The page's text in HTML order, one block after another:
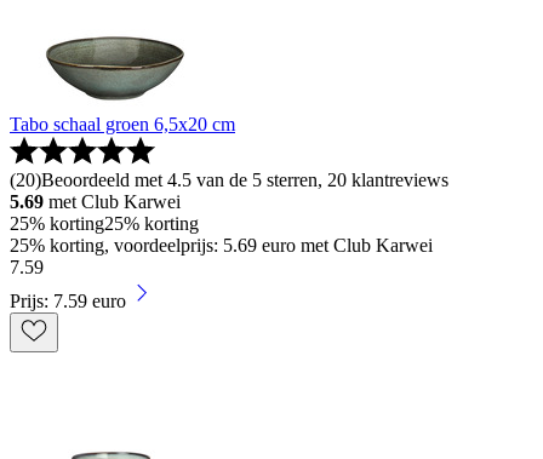
Tabo schaal groen 6,5x20 cm
(20)Beoordeeld met 4.5 van de 5 sterren, 20 klantreviews
5.69 met Club Karwei
25% korting25% korting
25% korting, voordeelprijs: 5.69 euro met Club Karwei
7.59
Prijs: 7.59 euro